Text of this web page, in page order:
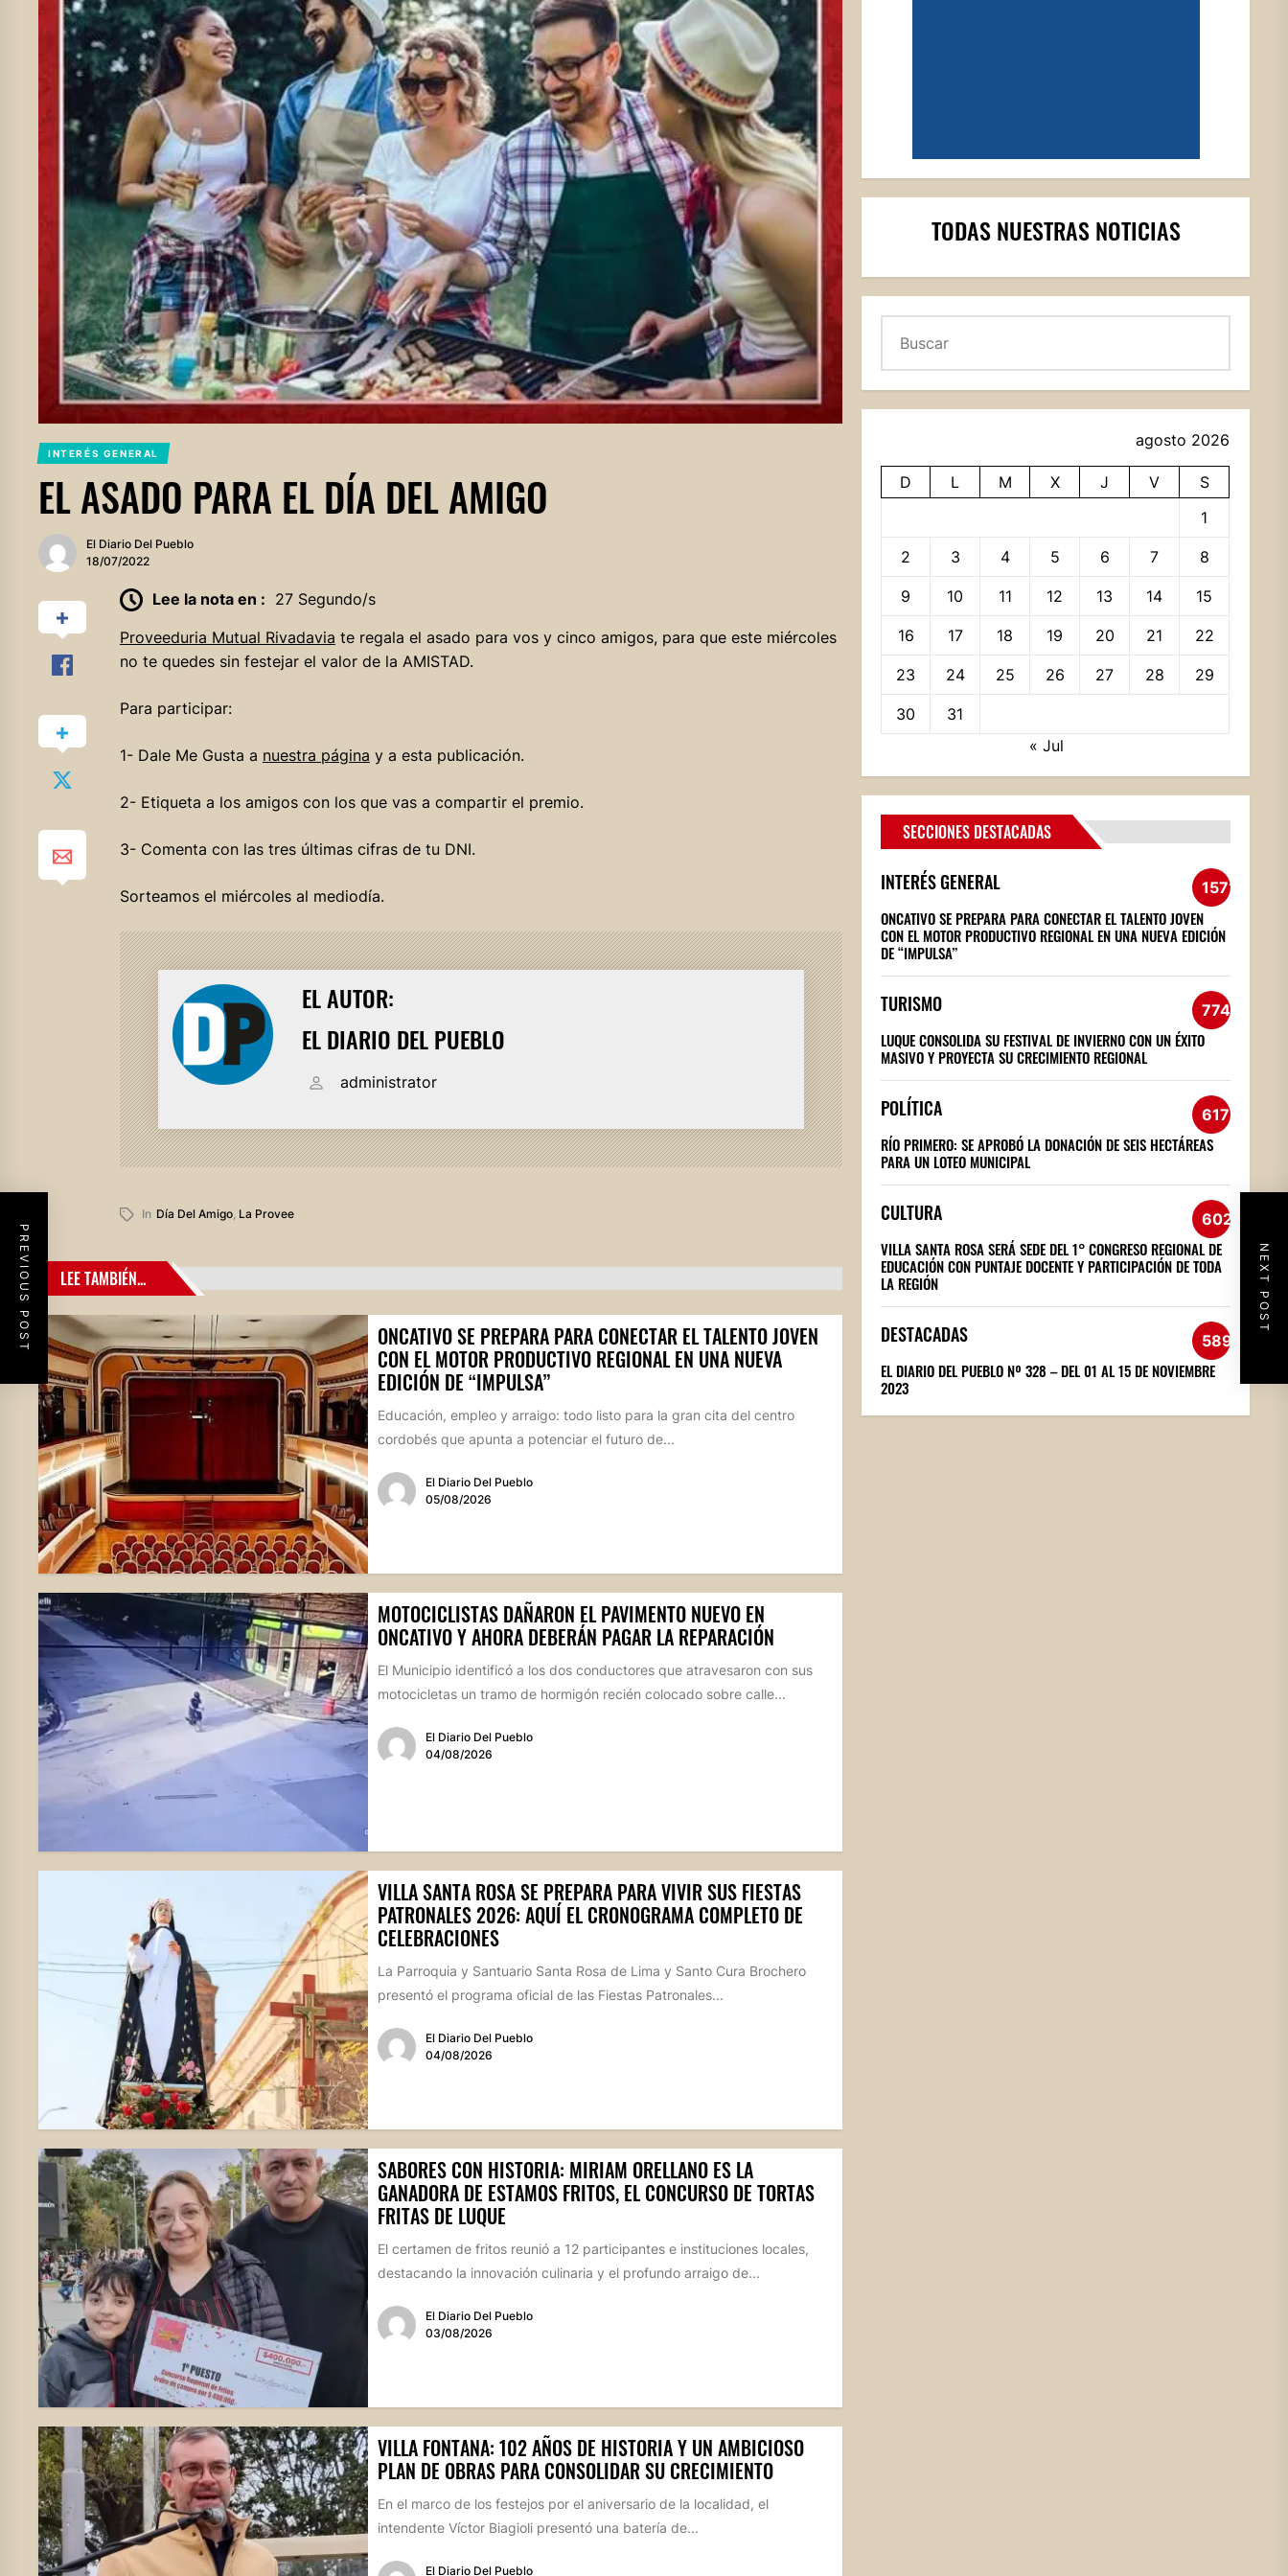
INTERÉS GENERAL
EL ASADO PARA EL DÍA DEL AMIGO
El Diario Del Pueblo
18/07/2022
Lee la nota en : 27 Segundo/s
Proveeduria Mutual Rivadavia te regala el asado para vos y cinco amigos, para que este miércoles
no te quedes sin festejar el valor de la AMISTAD.
Para participar:
1- Dale Me Gusta a nuestra página y a esta publicación.
2- Etiqueta a los amigos con los que vas a compartir el premio.
3- Comenta con las tres últimas cifras de tu DNI.
Sorteamos el miércoles al mediodía.
EL AUTOR:
EL DIARIO DEL PUEBLO
administrator
In Día Del Amigo, La Provee
PREVIOUS POST NEXT POST
LEE TAMBIÉN...
ONCATIVO SE PREPARA PARA CONECTAR EL TALENTO JOVEN
CON EL MOTOR PRODUCTIVO REGIONAL EN UNA NUEVA
EDICIÓN DE “IMPULSA”
Educación, empleo y arraigo: todo listo para la gran cita del centro
cordobés que apunta a potenciar el futuro de...
El Diario Del Pueblo
05/08/2026
MOTOCICLISTAS DAÑARON EL PAVIMENTO NUEVO EN
ONCATIVO Y AHORA DEBERÁN PAGAR LA REPARACIÓN
El Municipio identificó a los dos conductores que atravesaron con sus
motocicletas un tramo de hormigón recién colocado sobre calle...
El Diario Del Pueblo
04/08/2026
VILLA SANTA ROSA SE PREPARA PARA VIVIR SUS FIESTAS
PATRONALES 2026: AQUÍ EL CRONOGRAMA COMPLETO DE
CELEBRACIONES
La Parroquia y Santuario Santa Rosa de Lima y Santo Cura Brochero
presentó el programa oficial de las Fiestas Patronales...
El Diario Del Pueblo
04/08/2026
SABORES CON HISTORIA: MIRIAM ORELLANO ES LA
GANADORA DE ESTAMOS FRITOS, EL CONCURSO DE TORTAS
FRITAS DE LUQUE
El certamen de fritos reunió a 12 participantes e instituciones locales,
destacando la innovación culinaria y el profundo arraigo de...
El Diario Del Pueblo
03/08/2026
VILLA FONTANA: 102 AÑOS DE HISTORIA Y UN AMBICIOSO
PLAN DE OBRAS PARA CONSOLIDAR SU CRECIMIENTO
En el marco de los festejos por el aniversario de la localidad, el
intendente Víctor Biagioli presentó una batería de...
El Diario Del Pueblo
TODAS NUESTRAS NOTICIAS
agosto 2026
D L M X J V
S
1
2 3 4 5 6 7 8
9 10 11 12 13 14 15
16 17 18 19 20 21 22
23 24 25 26 27 28 29
30
31
« Jul
SECCIONES DESTACADAS
INTERÉS GENERAL 1571
ONCATIVO SE PREPARA PARA CONECTAR EL TALENTO JOVEN
CON EL MOTOR PRODUCTIVO REGIONAL EN UNA NUEVA EDICIÓN
DE “IMPULSA”
TURISMO 774
LUQUE CONSOLIDA SU FESTIVAL DE INVIERNO CON UN ÉXITO
MASIVO Y PROYECTA SU CRECIMIENTO REGIONAL
POLÍTICA 617
RÍO PRIMERO: SE APROBÓ LA DONACIÓN DE SEIS HECTÁREAS
PARA UN LOTEO MUNICIPAL
CULTURA 602
VILLA SANTA ROSA SERÁ SEDE DEL 1° CONGRESO REGIONAL DE
EDUCACIÓN CON PUNTAJE DOCENTE Y PARTICIPACIÓN DE TODA
LA REGIÓN
DESTACADAS 589
EL DIARIO DEL PUEBLO Nº 328 – DEL 01 AL 15 DE NOVIEMBRE
2023